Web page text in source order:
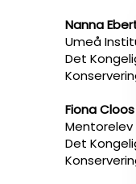
Nanna
Umeå
Det
Fiona
Mentorelev
Det